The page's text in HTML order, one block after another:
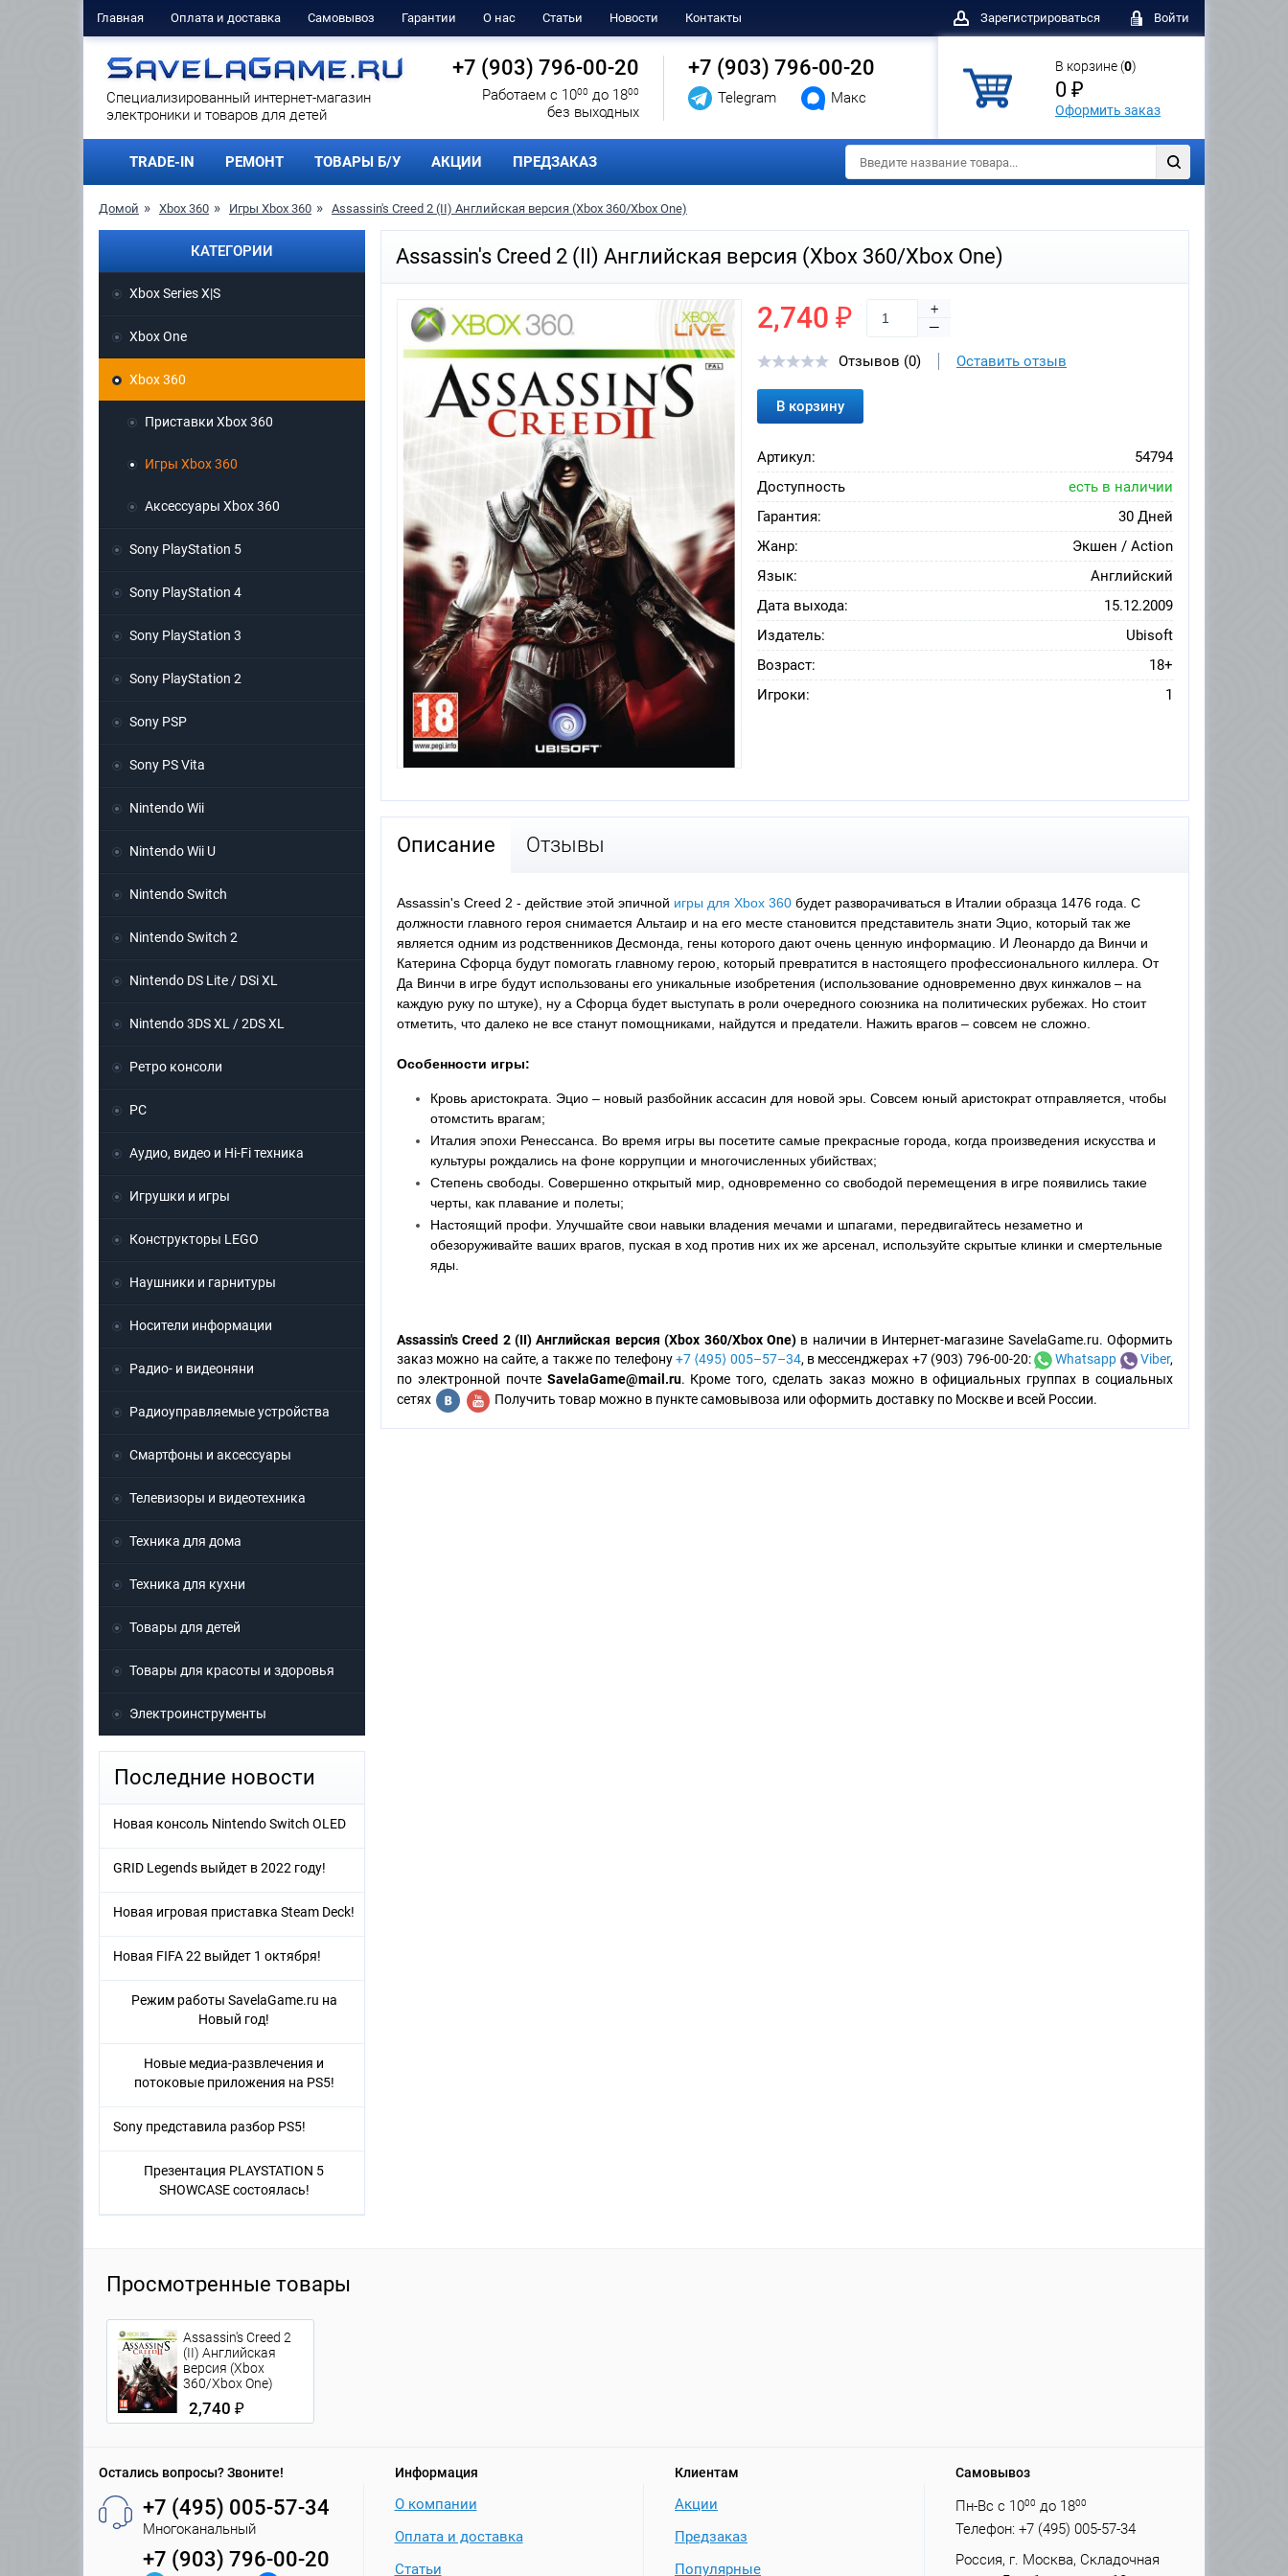
Главная Оплата и доставка Самовывоз Гарантии О нас Статьи Новости Контакты Зарегистрироваться Войти
Cпециализированный интернет-магазин
электроники и товаров для детей
+7 (903) 796-00-20
Работаем с 1000 до 1800
без выходных
+7 (903) 796-00-20
Telegram Макс
В корзине (0)
0 ₽
Оформить заказ
TRADE-IN РЕМОНТ ТОВАРЫ Б/У АКЦИИ ПРЕДЗАКАЗ
Домой Xbox 360 Игры Xbox 360 Assassin's Creed 2 (II) Английская версия (Xbox 360/Xbox One)
Assassin's Creed 2 (II) Английская версия (Xbox 360/Xbox One)
2,740 ₽
+
—
Отзывов (0)
Оставить отзыв
В корзину
Артикул:
54794
Доступность
есть в наличии
Гарантия:
30 Дней
Жанр:
Экшен / Action
Язык:
Английский
Дата выхода:
15.12.2009
Издатель:
Ubisoft
Возраст:
18+
Игроки:
1
Описание Отзывы
Assassin's Creed 2 - действие этой эпичной игры для Xbox 360 будет разворачиваться в Италии образца 1476 года. С
должности главного героя снимается Альтаир и на его месте становится представитель знати Эцио, который так же
является одним из родственников Десмонда, гены которого дают очень ценную информацию. И Леонардо да Винчи и
Катерина Сфорца будут помогать главному герою, который превратится в настоящего профессионального киллера. От
Да Винчи в игре будут использованы его уникальные изобретения (использование одновременно двух кинжалов – на
каждую руку по штуке), ну а Сфорца будет выступать в роли очередного союзника на политических рубежах. Но стоит
отметить, что далеко не все станут помощниками, найдутся и предатели. Нажить врагов – совсем не сложно.
Особенности игры:
Кровь аристократа. Эцио – новый разбойник ассасин для новой эры. Совсем юный аристократ отправляется, чтобы
отомстить врагам;
Италия эпохи Ренессанса. Во время игры вы посетите самые прекрасные города, когда произведения искусства и
культуры рождались на фоне коррупции и многочисленных убийствах;
Степень свободы. Совершенно открытый мир, одновременно со свободой перемещения в игре появились такие
черты, как плавание и полеты;
Настоящий профи. Улучшайте свои навыки владения мечами и шпагами, передвигайтесь незаметно и
обезоруживайте ваших врагов, пуская в ход против них их же арсенал, используйте скрытые клинки и смертельные
яды.
Assassin's Creed 2 (II) Английская версия (Xbox 360/Xbox One)в наличии в Интернет-магазине SavelaGame.ru. Оформить
заказ можно на сайте, а также по телефону+7 ⟨495⟩ 005–57–34, в мессенджерах +7 (903) 796-00-20: Whatsapp Viber,
по электронной почте SavelaGame@mail.ru. Кроме того, сделать заказ можно в официальных группах в социальных
сетях
Получить товар можно в пункте самовывоза или оформить доставку по Москве и всей России.
КАТЕГОРИИ
Xbox Series X|S
Xbox One
Xbox 360
Приставки Xbox 360
Игры Xbox 360
Аксессуары Xbox 360
Sony PlayStation 5
Sony PlayStation 4
Sony PlayStation 3
Sony PlayStation 2
Sony PSP
Sony PS Vita
Nintendo Wii
Nintendo Wii U
Nintendo Switch
Nintendo Switch 2
Nintendo DS Lite / DSi XL
Nintendo 3DS XL / 2DS XL
Ретро консоли
PC
Аудио, видео и Hi-Fi техника
Игрушки и игры
Конструкторы LEGO
Наушники и гарнитуры
Носители информации
Радио- и видеоняни
Радиоуправляемые устройства
Смартфоны и аксессуары
Телевизоры и видеотехника
Техника для дома
Техника для кухни
Товары для детей
Товары для красоты и здоровья
Электроинструменты
Последние новости
Новая консоль Nintendo Switch OLED
GRID Legends выйдет в 2022 году!
Новая игровая приставка Steam Deck!
Новая FIFA 22 выйдет 1 октября!
Режим работы SavelaGame.ru на
Новый год!
Новые медиа-развлечения и
потоковые приложения на PS5!
Sony представила разбор PS5!
Презентация PLAYSTATION 5
SHOWCASE состоялась!
Просмотренные товары
Assassin's Creed 2
(II) Английская
версия (Xbox
360/Xbox One)
2,740 ₽
Остались вопросы? Звоните!
+7 (495) 005-57-34
Многоканальный
+7 (903) 796-00-20
Информация
О компании
Оплата и доставка
Статьи
Клиентам
Акции
Предзаказ
Популярные
Самовывоз
Пн-Вс с 1000 до 1800
Телефон: +7 (495) 005-57-34
Россия, г. Москва, Складочная